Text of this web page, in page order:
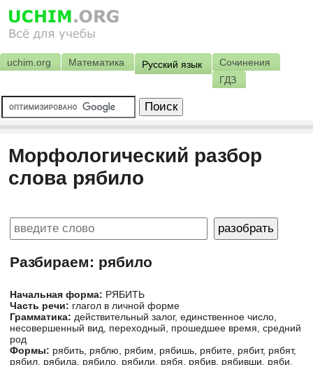
uchim.org Математика Русский язык
Сочинения
ГДЗ
Морфологический разбор
слова рябило
Разбираем: рябило
Начальная форма: РЯБИТЬ
Часть речи: глагол в личной форме
Грамматика: действительный залог, единственное число,
несовершенный вид, переходный, прошедшее время, средний
род
Формы: рябить, ряблю, рябим, рябишь, рябите, рябит, рябят,
рябил, рябила, рябило, рябили, рябя, рябив, рябивши, ряби,